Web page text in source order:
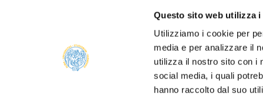
Questo sito web utilizza i
Utilizziamo i cookie per
media e per analizzare il
utilizza il nostro sito con i
social media, i quali
hanno raccolto dal suo